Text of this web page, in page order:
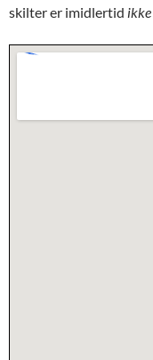
skilter er imidlertid ikke